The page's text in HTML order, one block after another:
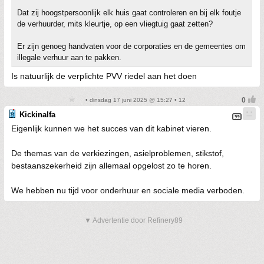
Dat zij hoogstpersoonlijk elk huis gaat controleren en bij elk foutje
de verhuurder, mits kleurtje, op een vliegtuig gaat zetten?
Er zijn genoeg handvaten voor de corporaties en de gemeentes om
illegale verhuur aan te pakken.
Is natuurlijk de verplichte PVV riedel aan het doen
• dinsdag 17 juni 2025 @ 15:27 • 12
Kickinalfa
Eigenlijk kunnen we het succes van dit kabinet vieren.
De themas van de verkiezingen, asielproblemen, stikstof,
bestaanszekerheid zijn allemaal opgelost zo te horen.
We hebben nu tijd voor onderhuur en sociale media verboden.
▼ Advertentie door Refinery89